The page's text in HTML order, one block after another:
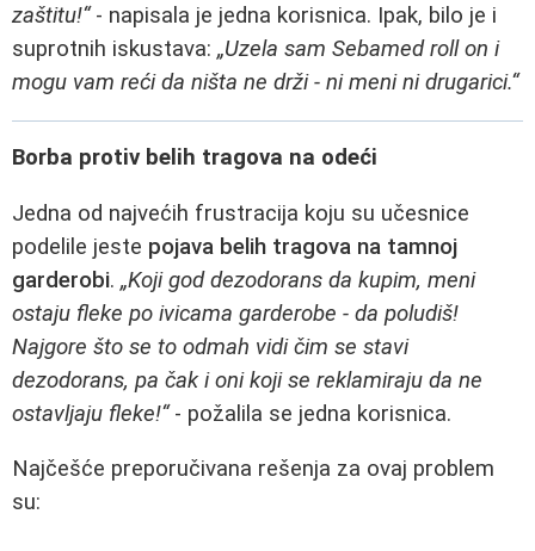
zaštitu!“- napisala je jedna korisnica. Ipak, bilo je i
suprotnih iskustava: „Uzela sam Sebamed roll on i
mogu vam reći da ništa ne drži - ni meni ni drugarici.“
Borba protiv belih tragova na odeći
Jedna od najvećih frustracija koju su učesnice
podelile jeste pojava belih tragova na tamnoj
garderobi. „Koji god dezodorans da kupim, meni
ostaju fleke po ivicama garderobe - da poludiš!
Najgore što se to odmah vidi čim se stavi
dezodorans, pa čak i oni koji se reklamiraju da ne
ostavljaju fleke!“- požalila se jedna korisnica.
Najčešće preporučivana rešenja za ovaj problem
su: